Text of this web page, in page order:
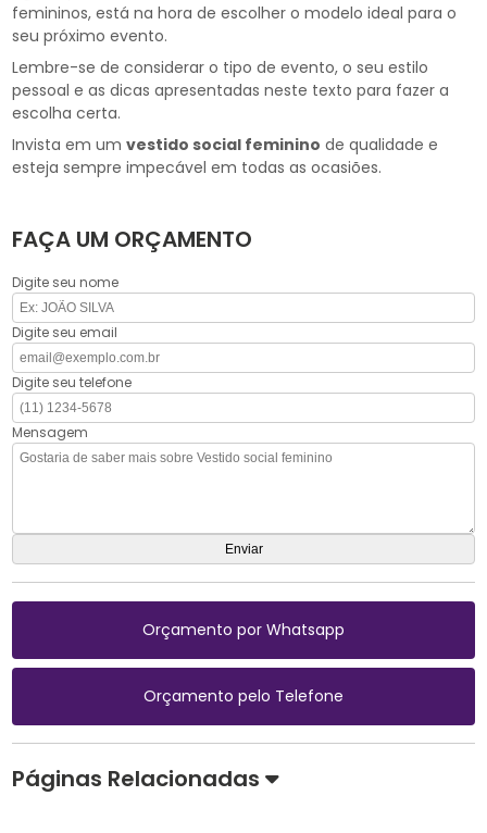
femininos, está na hora de escolher o modelo ideal para o
seu próximo evento.
Lembre-se de considerar o tipo de evento, o seu estilo
pessoal e as dicas apresentadas neste texto para fazer a
escolha certa.
Invista em umvestido social feminino de qualidade e
esteja sempre impecável em todas as ocasiões.
FAÇA UM ORÇAMENTO
Digite seu nome
Digite seu email
Digite seu telefone
Mensagem
Orçamento por Whatsapp
Orçamento pelo Telefone
Páginas Relacionadas